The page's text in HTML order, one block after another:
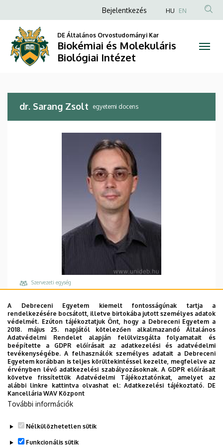
Sarang
Zsolt
Biokémiai
Molekuláris
a
tartalomra
Anonim
fiók
menüje
Bejelentkezés HU EN
DE Általános Orvostudományi Kar
Biokémiai és Molekuláris
Biológiai Intézet
dr. Sarang Zsolt egyetemi docens
Szervezeti egység
Kar, Biokémiai és Molekuláris Biológiai Intézet
Központi telefonszám, mellék
+36 52 512 900 / 64789
Email
sarang@med.unideb.hu
Cím
4032 Debrecen, Egyetem tér 1.
Épület, emelet, ajtó
Élettudományi labor épület
A Debreceni Egyetem kiemelt fontosságúnak tartja a
rendelkezésére bocsátott, illetve birtokába jutott személyes adatok
védelmét. Ezúton tájékoztatjuk Önt, hogy a Debreceni Egyetem a
2018. május 25. napjától kötelezően alkalmazandó Általános
Adatvédelmi Rendelet alapján felülvizsgálta folyamatait és
beépítette a GDPR előírásait az adatkezelési és adatvédelmi
tevékenységébe. A felhasználók személyes adatait a Debreceni
Egyetem korábban is teljes körültekintéssel kezelte, megfelelve az
érvényben lévő adatkezelési szabályozásoknak. A GDPR előírásait
követve frissítettük Adatvédelmi Tájékoztatónkat, amelyet az
alábbi linkre kattintva olvashat el:Adatkezelési tájékoztató. DE
Kancellária WAV Központ
További információk
Nélkülözhetetlen sütik
Funkcionális sütik